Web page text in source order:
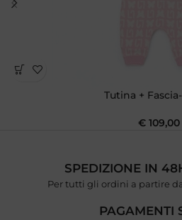
Tutina +
€109,00
SPEDIZIONE IN
Per tutti gli ordini a partire
PAGAMENTI